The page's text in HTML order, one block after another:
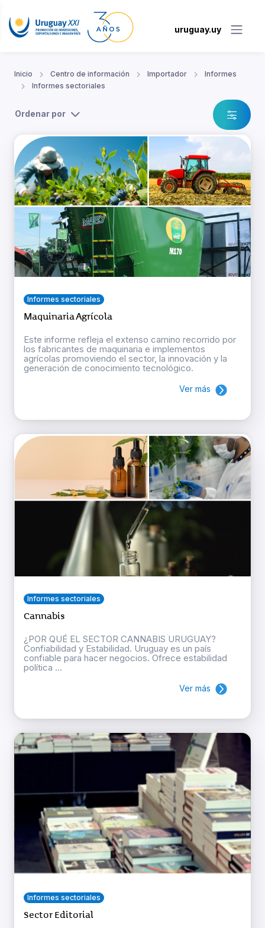
uruguay.uy
Inicio Centro de información Importador
Informes
Informes sectoriales
Ordenar por
Informes sectoriales
Maquinaria Agrícola
Este informe refleja el extenso camino recorrido por
los fabricantes de maquinaria e implementos
agrícolas promoviendo el sector, la innovación y la
generación de conocimiento tecnológico.
Ver más
Informes sectoriales
Cannabis
¿POR QUÉ EL SECTOR CANNABIS URUGUAY?
Confiabilidad y Estabilidad. Uruguay es un país
confiable para hacer negocios. Ofrece estabilidad
política ...
Ver más
Informes sectoriales
Sector Editorial